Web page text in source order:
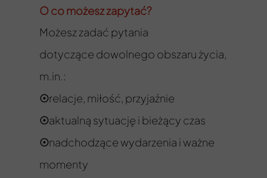
O co możesz zapytać?
Możesz zadać pytania
dotyczące dowolnego obszaru życia,
m.in.:
☉relacje, miłość, przyjaźnie
☉aktualną sytuację i bieżący czas
☉nadchodzące wydarzenia i ważne
momenty